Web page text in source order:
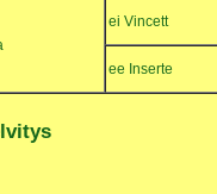
ei Vincett
ee Inserte